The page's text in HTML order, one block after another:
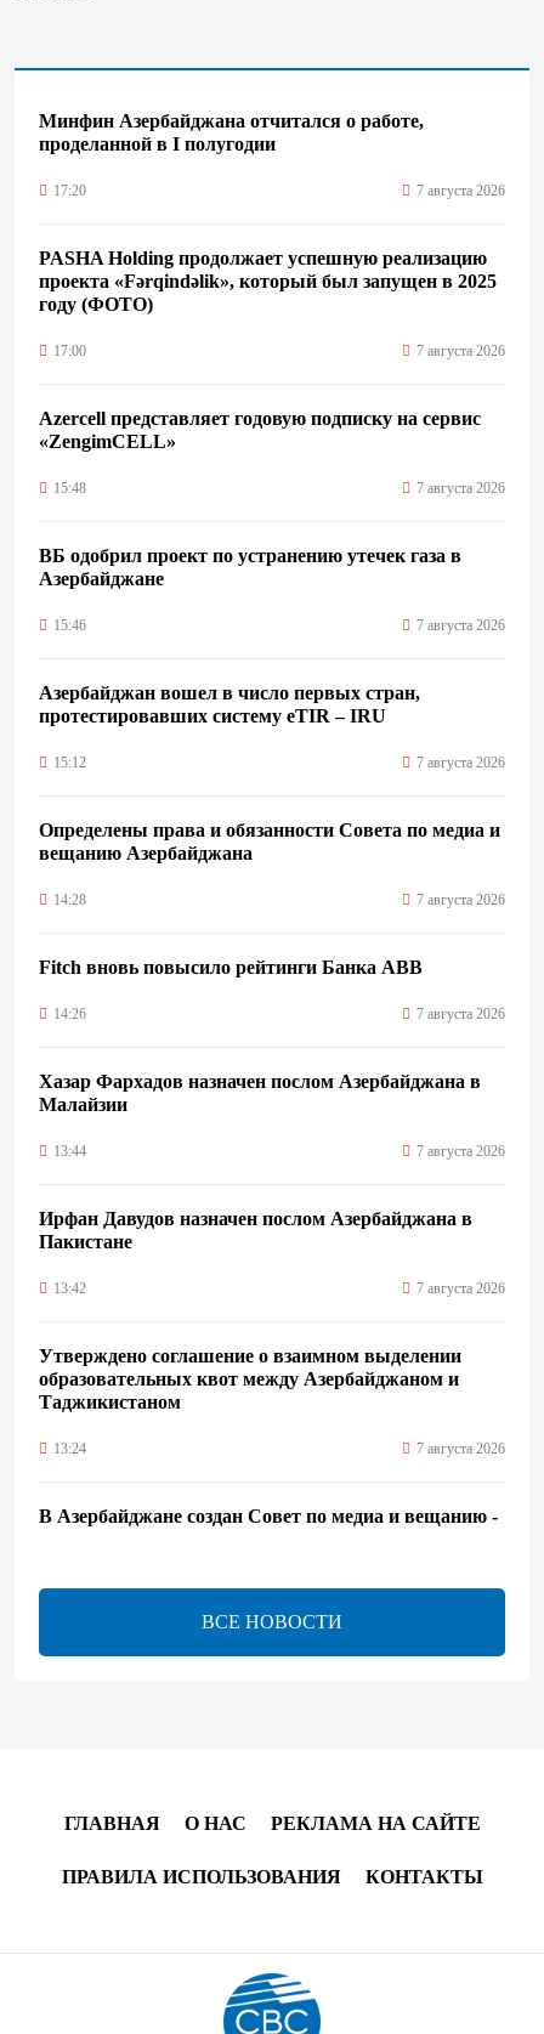
Минфин Азербайджана отчитался о работе,
проделанной в I полугодии
17:20 7 августа 2026
PASHA Holding продолжает успешную реализацию
проекта «Fərqindəlik», который был запущен в 2025
году (ФОТО)
17:00 7 августа 2026
Azercell представляет годовую подписку на сервис
«ZengimCELL»
15:48 7 августа 2026
ВБ одобрил проект по устранению утечек газа в
Азербайджане
15:46 7 августа 2026
Азербайджан вошел в число первых стран,
протестировавших систему eTIR – IRU
15:12 7 августа 2026
Определены права и обязанности Совета по медиа и
вещанию Азербайджана
14:28 7 августа 2026
Fitch вновь повысило рейтинги Банка ABB
14:26 7 августа 2026
Хазар Фархадов назначен послом Азербайджана в
Малайзии
13:44 7 августа 2026
Ирфан Давудов назначен послом Азербайджана в
Пакистане
13:42 7 августа 2026
Утверждено соглашение о взаимном выделении
образовательных квот между Азербайджаном и
Таджикистаном
13:24 7 августа 2026
В Азербайджане создан Совет по медиа и вещанию -
13:16 7 августа 2026
ЕАЭС расширяет финансовый рынок и вводит
программу "зеленой трансформации"
экономики и наращивает взаимную торговлю –
ВСЕ НОВОСТИ
ГЛАВНАЯ О НАС РЕКЛАМА НА САЙТЕ
ПРАВИЛА ИСПОЛЬЗОВАНИЯ КОНТАКТЫ